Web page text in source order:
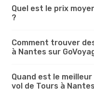
Quel est le prix
?
Comment trouver
à Nantes sur
Quand est le
vol de Tours à